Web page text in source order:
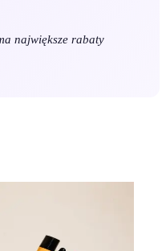
największe rabaty